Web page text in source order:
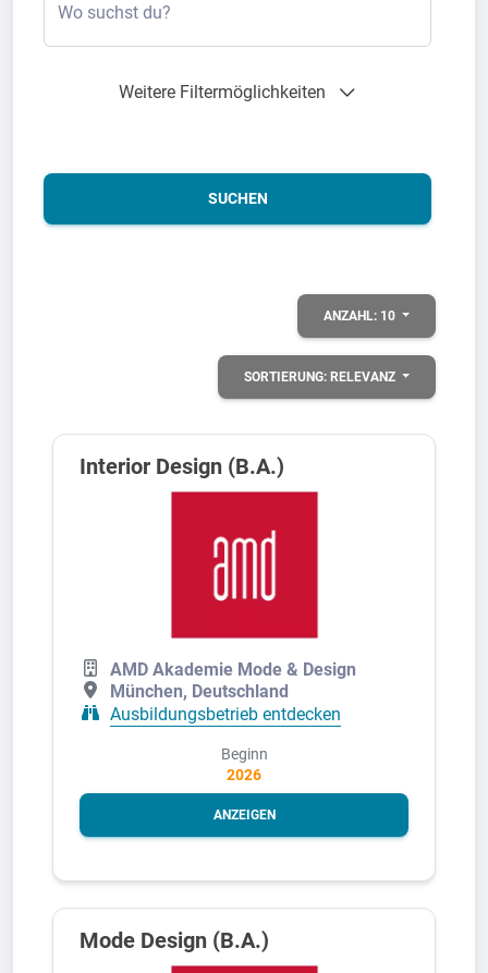
Wo suchst du?
Weitere Filtermöglichkeiten
SUCHEN
ANZAHL: 10
SORTIERUNG: RELEVANZ
Interior Design (B.A.)
AMD Akademie Mode & Design
München, Deutschland
Ausbildungsbetrieb entdecken
Beginn
2026
ANZEIGEN
Mode Design (B.A.)